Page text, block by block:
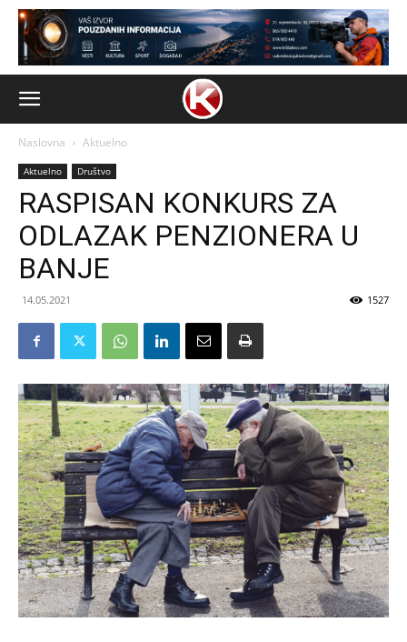
Naslovna Aktuelno
Aktuelno Društvo
RASPISAN KONKURS ZA
ODLAZAK PENZIONERA U
BANJE
14.05.2021 1527